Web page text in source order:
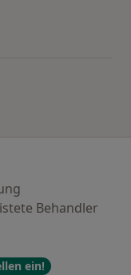
Behandler
ein!